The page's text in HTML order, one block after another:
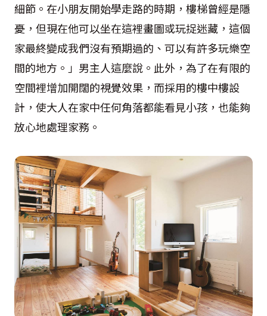
細節。在小朋友開始學走路的時期，樓梯曾經是隱
憂，但現在他可以坐在這裡畫圖或玩捉迷藏，這個
家最終變成我們沒有預期過的、可以有許多玩樂空
間的地方。」男主人這麼說。此外，為了在有限的
空間裡增加開闊的視覺效果，而採用的樓中樓設
計，使大人在家中任何角落都能看見小孩，也能夠
放心地處理家務。